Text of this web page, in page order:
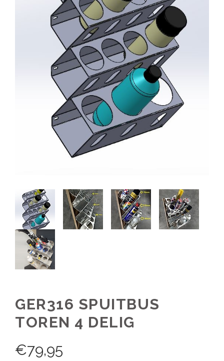
GER316 SPUITBUS
TOREN 4 DELIG
€79,95